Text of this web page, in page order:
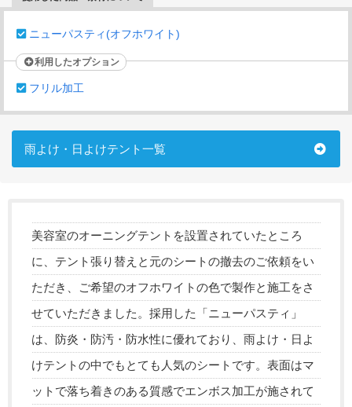
ニューパスティ(オフホワイト)
利用したオプション
フリル加工
雨よけ・日よけテント一覧
美容室のオーニングテントを設置されていたところ
に、テント張り替えと元のシートの撤去のご依頼をい
ただき、ご希望のオフホワイトの色で製作と施工をさ
せていただきました。採用した「ニューパスティ」
は、防炎・防汚・防水性に優れており、雨よけ・日よ
けテントの中でもとても人気のシートです。表面はマ
ットで落ち着きのある質感でエンボス加工が施されて